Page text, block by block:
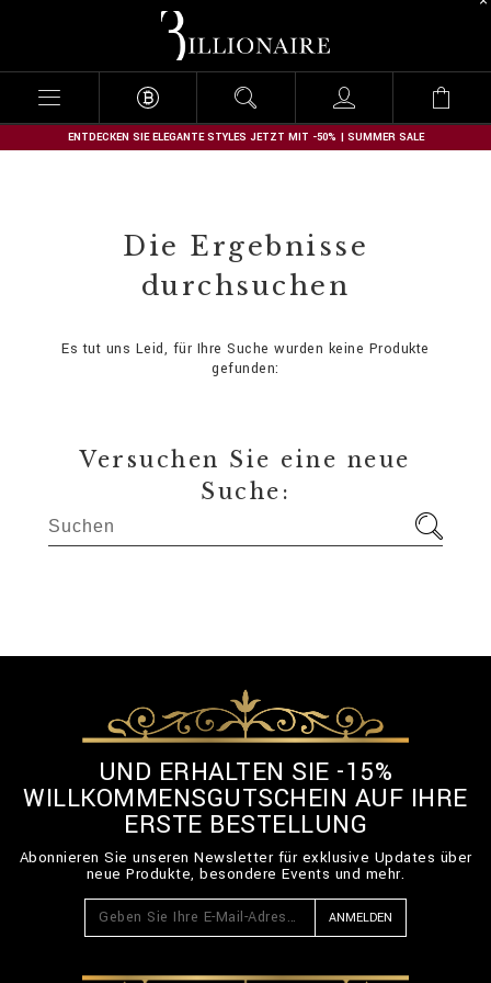
l
l
o
n
ENTDECKEN SIE ELEGANTE STYLES JETZT MIT -50% | SUMMER SALE
Die Ergebnisse
durchsuchen
Es tut uns Leid, für Ihre Suche wurden keine Produkte
gefunden:
Versuchen Sie eine neue
Suche:
UND ERHALTEN SIE -15%
WILLKOMMENSGUTSCHEIN AUF IHRE
ERSTE BESTELLUNG
Abonnieren Sie unseren Newsletter für exklusive Updates über
neue Produkte, besondere Events und mehr.
ANMELDEN